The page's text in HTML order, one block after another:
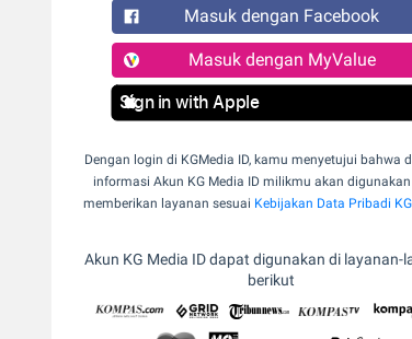
Masuk dengan Facebook
Masuk dengan MyValue
Sign in with Apple
Dengan login di KGMedia ID, kamu menyetujui bahwa
informasi Akun KG Media ID milikmu akan
memberikan layanan sesuai Kebijakan Data Pribadi
Akun KG Media ID dapat digunakan di layanan-
berikut